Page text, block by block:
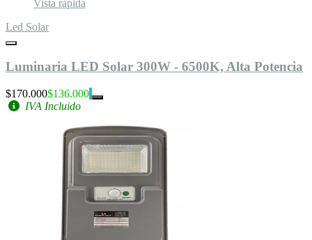
Vista rápida
Led Solar
Luminaria LED Solar 300W - 6500K, Alta Potencia
$170.000$136.000
IVA Incluido